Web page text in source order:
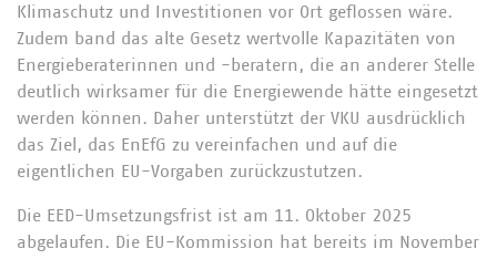
Klimaschutz und Investitionen vor Ort geflossen wäre.
Zudem band das alte Gesetz wertvolle Kapazitäten von
Energieberaterinnen und -beratern, die an anderer Stelle
deutlich wirksamer für die Energiewende hätte eingesetzt
werden können. Daher unterstützt der VKU ausdrücklich
das Ziel, das EnEfG zu vereinfachen und auf die
eigentlichen EU-Vorgaben zurückzustutzen.
Die EED-Umsetzungsfrist ist am 11. Oktober 2025
abgelaufen. Die EU-Kommission hat bereits im November